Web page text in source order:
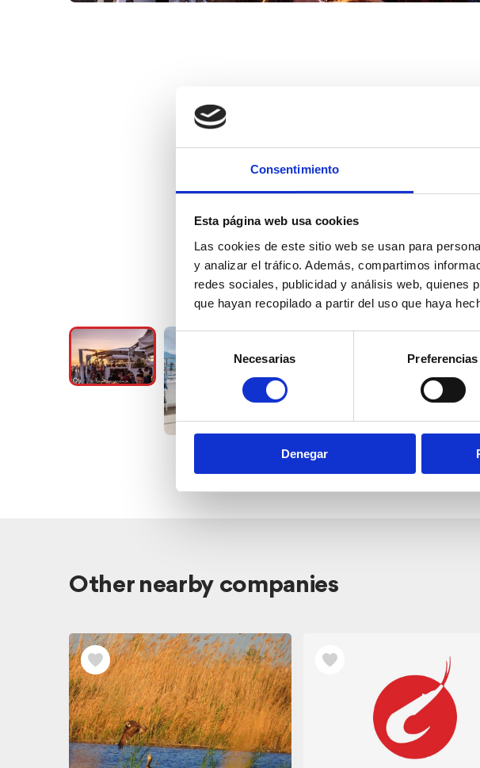
Consentimiento
Esta página web usa cookies
Las cookies de este sitio web se usan para
y analizar el tráfico. Además, compartimos
redes sociales, publicidad y análisis web, quienes
que hayan recopilado a partir del uso que haya
de
consentimiento
Necesarias Preferencias
Denegar
Other nearby companies